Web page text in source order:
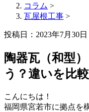
コラム >
瓦屋根工事 >
投稿日：2023年7月30日
陶器瓦（和型
う？違いを比
こんにちは！
福岡県宮若市に拠点を